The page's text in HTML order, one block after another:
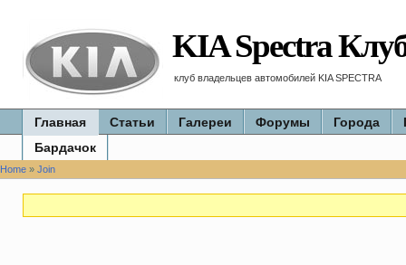
KIA Spectra
клуб владельцев автомобилей KIA SPECTRA
Главная Статьи Галереи Форумы Города
Бардачок
Home » Join